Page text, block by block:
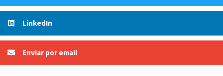
LinkedIn
Enviar por email